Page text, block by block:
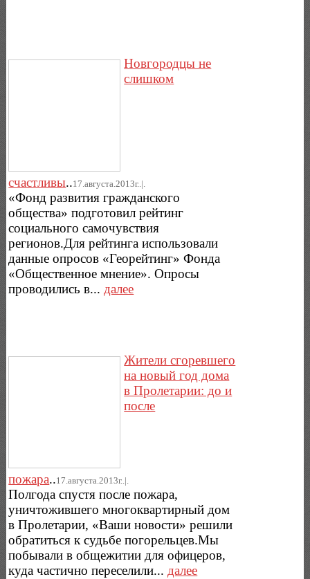
Новгородцы не
слишком
счастливы..17.августа.2013г..|.
«Фонд развития гражданского
общества» подготовил рейтинг
социального самочувствия
регионов.Для рейтинга использовали
данные опросов «Георейтинг» Фонда
«Общественное мнение». Опросы
проводились в... далее
Жители сгоревшего
на новый год дома
в Пролетарии: до и
после
пожара..17.августа.2013г..|.
Полгода спустя после пожара,
уничтожившего многоквартирный дом
в Пролетарии, «Ваши новости» решили
обратиться к судьбе погорельцев.Мы
побывали в общежитии для офицеров,
куда частично переселили...далее